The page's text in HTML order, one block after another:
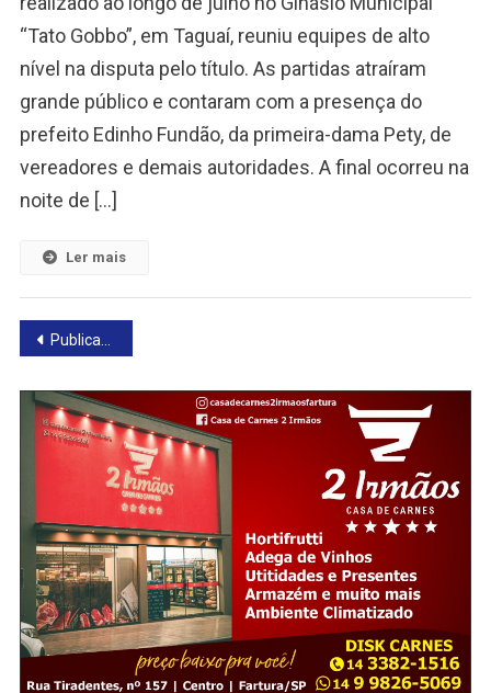
“Tato Gobbo”, em Taguaí, reuniu equipes de alto
nível na disputa pelo título. As partidas atraíram
grande público e contaram com a presença do
prefeito Edinho Fundão, da primeira-dama Pety, de
vereadores e demais autoridades. A final ocorreu na
noite de […]
Ler mais
Navegação
por
posts
Publicações mais antigas